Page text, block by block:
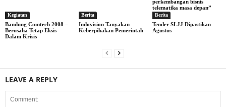
perkembangan bisnis
telematika masa depan”
Kegiatan
Bandung Comtech 2008 –
Berusaha Tetap Eksis
Dalam Krisis
Berita
Indovision Tanyakan
Keberpihakan Pemerintah
Berita
Tender SLJJ Dipastikan
Agustus
LEAVE A REPLY